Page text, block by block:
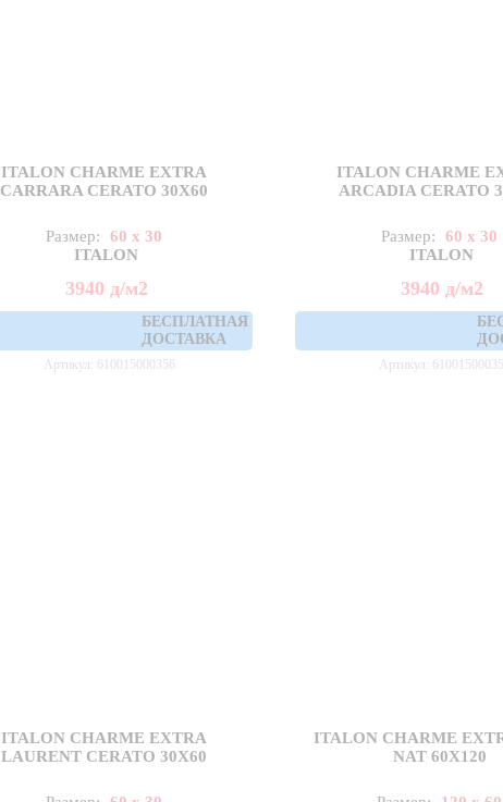
ITALON CHARME EXTRA
CARRARA CERATO 30X60
Размер:
60 x 30
ITALON
3940 д/м2
БЕСПЛАТНАЯ
ДОСТАВКА
Артикул: 610015000356
ITALON CHARME
ARCADIA CERATO
Размер:
60 x 30
ITALON
3940д/м2
Артикул:
ITALON CHARME EXTRA
LAURENT CERATO 30X60
ITALON CHARME
NAT 60X120